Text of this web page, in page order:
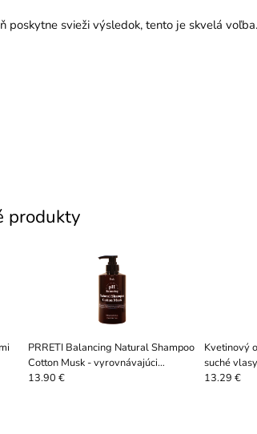
poskytne svieži výsledok, tento je skvelá voľba.
produkty
PRRETI Balancing Natural Shampoo
Cotton Musk - vyrovnávajúci
šampón, 500 ml
13.90 €
Kvetinový
suché
13.29 €